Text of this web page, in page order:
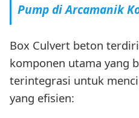
Pump di Arcamanik
Box Culvert beton
komponen utama yang
terintegrasi untuk
yang efisien: